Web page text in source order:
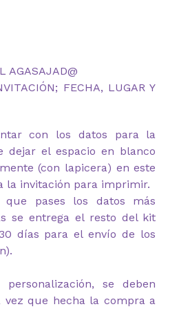
AGASAJAD@
FECHA, LUGAR Y
con los datos para la
dejar el espacio en blanco
(con lapicera) en este
la invitación para imprimir.
pases los datos más
se entrega el resto del kit
días para el envío de los
se deben
que hecha la compra a